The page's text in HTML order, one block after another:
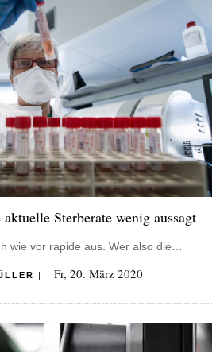
Sterberate wenig aussagt
wie vor rapide aus. Wer also die…
| Fr, 20. März 2020